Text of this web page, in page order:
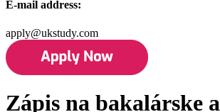
E-mail address:
apply@ukstudy.com
Zápis na bakalárske a